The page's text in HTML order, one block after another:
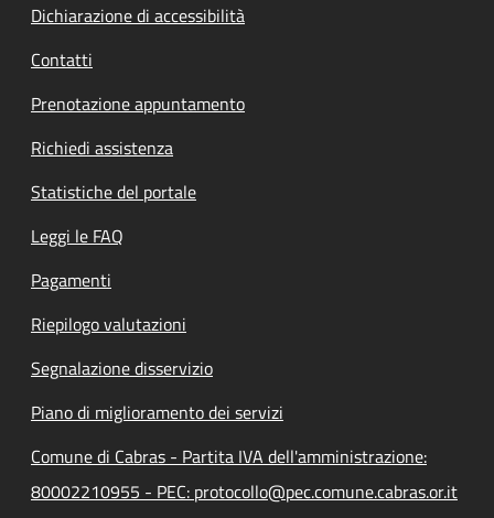
Dichiarazione di accessibilità
Contatti
Prenotazione appuntamento
Richiedi assistenza
Statistiche del portale
Leggi le FAQ
Pagamenti
Riepilogo valutazioni
Segnalazione disservizio
Piano di miglioramento dei servizi
Comune di Cabras - Partita IVA dell'amministrazione:
80002210955 - PEC: protocollo@pec.comune.cabras.or.it